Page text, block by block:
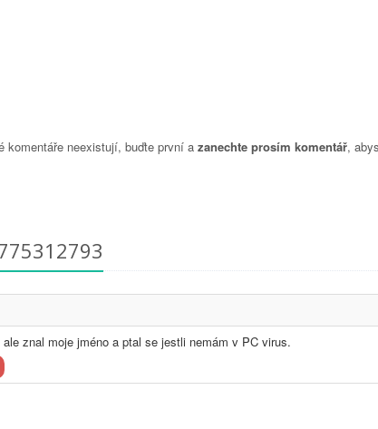
komentáře neexistují, buďte první a zanechte prosím komentář,
znal moje jméno a ptal se jestli nemám v PC virus.